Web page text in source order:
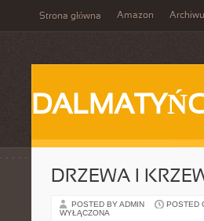
Strona główna Amazon
DRZEWA I
POSTED BY ADMIN POSTED
WYŁĄCZONA